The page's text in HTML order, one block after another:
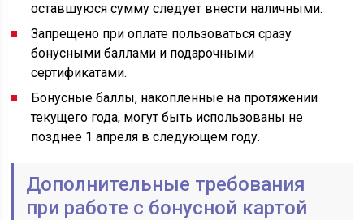
оставшуюся сумму следует внести наличными.
Запрещено при оплате пользоваться сразу
бонусными баллами и подарочными
сертификатами.
Бонусные баллы, накопленные на протяжении
текущего года, могут быть использованы не
позднее 1 апреля в следующем году.
Дополнительные требования
при работе с бонусной картой